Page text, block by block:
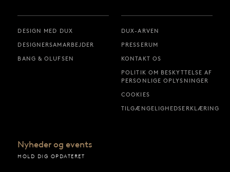
DESIGN MED DUX
DESIGNERSAMARBEJDER
BANG & OLUFSEN
DUX-ARVEN
PRESSERUM
KONTAKT OS
POLITIK OM BESKYTTELSE AF
PERSONLIGE OPLYSNINGER
COOKIES
TILGÆNGELIGHEDSERKLÆRING
Nyheder og events
HOLD DIG OPDATERET